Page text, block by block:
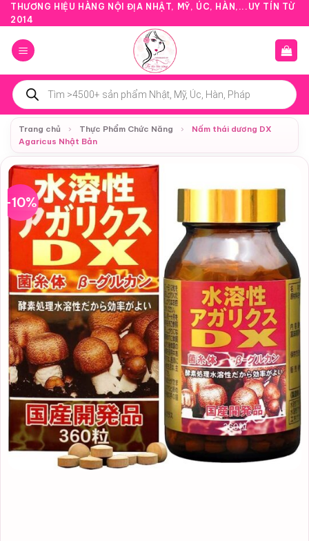
Bỏ
qua
nội
dung
THƯƠNG HIỆU HÀNG NỘI ĐỊA NHẬT, MỸ, ÚC, HÀN,...UY TÍN TỪ
2014
Tìm
kiếm
sản
phẩm
Trang chủ
› Thực Phẩm Chức Năng ›
Nấm thái dương DX
Agaricus Nhật Bản
-10%